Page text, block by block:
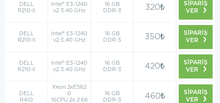
DELL
R210-II
Intel® E3-1240
v2 3.40 GHz
16 GB
DDR-3
320₺
SİPARİŞ
VER
DELL
R210-II
Intel® E3-1240
v2 3.40 GHz
16 GB
DDR-3
350₺
SİPARİŞ
VER
DELL
R210-II
Intel® E3-1240
v2 3.40 GHz
16 GB
DDR-3
420₺
SİPARİŞ
VER
DELL
R410
Xeon 2xE562
0
16CPU 2x 2.66
16 GB
DDR-3
460₺
SİPARİŞ
VER